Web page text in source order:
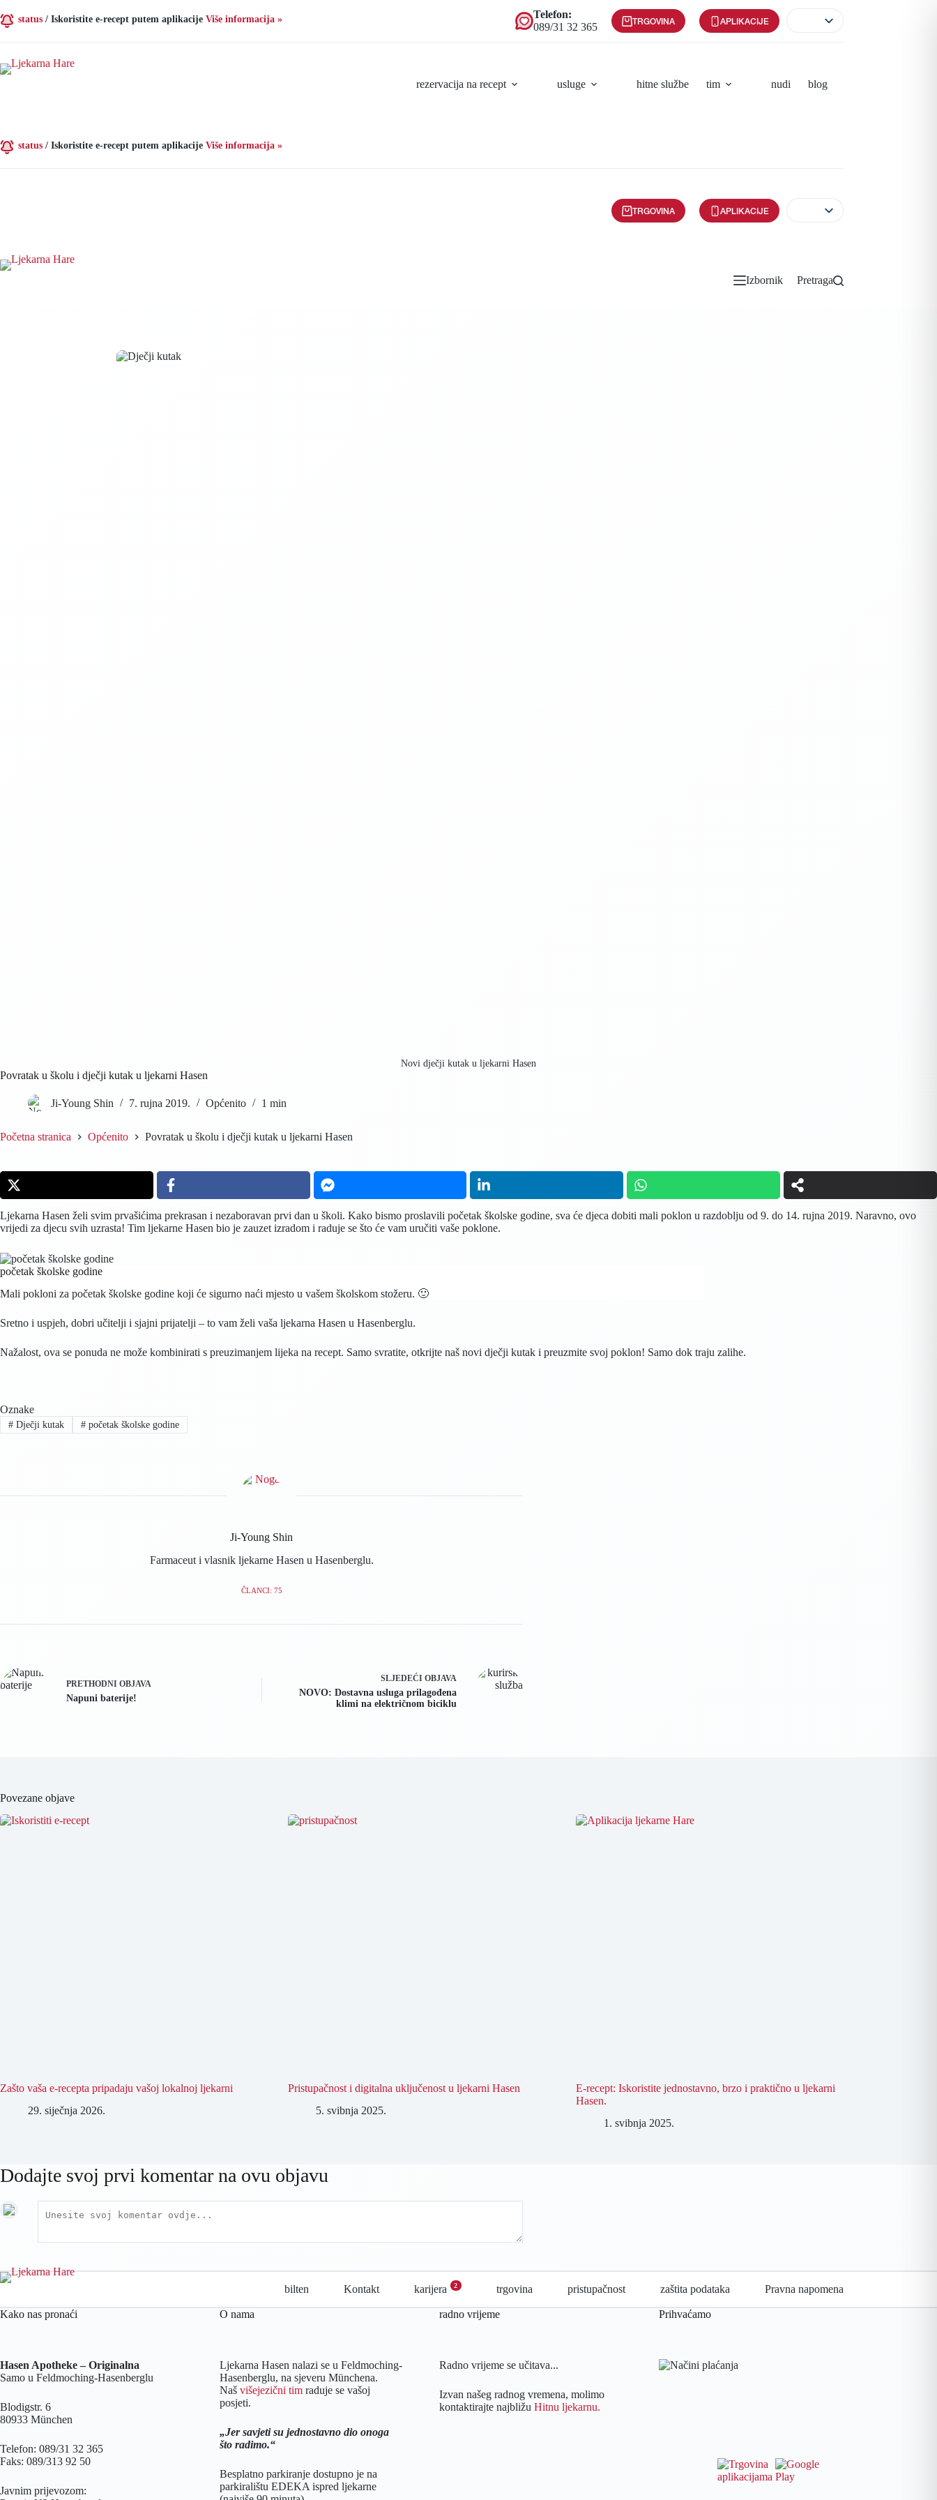
na
sadržaj
status / Iskoristite e-recept putem aplikacije Više informacija »
Telefon:
089/31 32 365
TRGOVINA APLIKACIJE
rezervacija na recept usluge hitne službe tim nudi blog
status / Iskoristite e-recept putem aplikacije Više informacija »
TRGOVINA APLIKACIJE
Izbornik Pretraga
Novi dječji kutak u ljekarni Hasen
Povratak u školu i dječji kutak u ljekarni Hasen
Ji-Young Shin 7. rujna 2019. Općenito 1 min
Početna stranica Općenito Povratak u školu i dječji kutak u ljekarni Hasen
Ljekarna Hasen želi svim prvašićima prekrasan i nezaboravan prvi dan u školi. Kako bismo proslavili početak školske godine, sva će djeca dobiti mali poklon u razdoblju od 9. do 14. rujna 2019. Naravno, ovo
vrijedi za djecu svih uzrasta! Tim ljekarne Hasen bio je zauzet izradom i raduje se što će vam uručiti vaše poklone.
početak školske godine
Mali pokloni za početak školske godine koji će sigurno naći mjesto u vašem školskom stožeru. 🙂
Sretno i uspjeh, dobri učitelji i sjajni prijatelji – to vam želi vaša ljekarna Hasen u Hasenberglu.
Nažalost, ova se ponuda ne može kombinirati s preuzimanjem lijeka na recept. Samo svratite, otkrijte naš novi dječji kutak i preuzmite svoj poklon! Samo dok traju zalihe.
Oznake
#Dječji kutak #početak školske godine
Ji-Young Shin
Farmaceut i vlasnik ljekarne Hasen u Hasenberglu.
ČLANCI: 75
PRETHODNI OBJAVA
Napuni baterije!
SLJEDEĆI OBJAVA
NOVO: Dostavna usluga prilagođena
klimi na električnom biciklu
Povezane objave
Zašto vaša e-recepta pripadaju vašoj lokalnoj ljekarni
29. siječnja 2026.
Pristupačnost i digitalna uključenost u ljekarni Hasen
5. svibnja 2025.
E-recept: Iskoristite jednostavno, brzo i praktično u ljekarni
Hasen.
1. svibnja 2025.
Dodajte svoj prvi komentar na ovu objavu
bilten Kontakt karijera 2 trgovina pristupačnost zaštita podataka Pravna napomena
Kako nas pronaći
Hasen Apotheke – Originalna
Samo u Feldmoching-Hasenberglu
Blodigstr. 6
80933 München
Telefon: 089/31 32 365
Faks: 089/313 92 50
Javnim prijevozom:
O nama
Ljekarna Hasen nalazi se u Feldmoching-
Hasenberglu, na sjeveru Münchena.
Naš višejezični timraduje se vašoj
posjeti.
Jer savjeti su jednostavno dio onoga
što radimo.
Besplatno parkiranje dostupno je na
parkiralištu EDEKA ispred ljekarne
radno vrijeme
Radno vrijeme se učitava...
Izvan našeg radnog vremena, molimo
kontaktirajte najbližu Hitnu ljekarnu.
Prihvaćamo